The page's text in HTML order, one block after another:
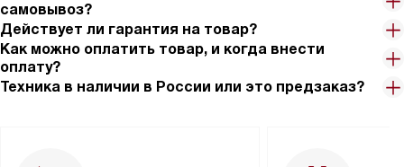
самовывоз?
Действует ли гарантия на товар?
Как можно оплатить товар, и когда внести
оплату?
Техника в наличии в России или это предзаказ?